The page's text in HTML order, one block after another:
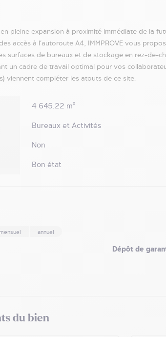
pleine expansion à proximité immédiate de la
accès à l’autoroute A4, IMMPROVE vous
surfaces de bureaux et de stockage en rez-de-
un cadre de travail optimal pour vos
viennent compléter les atouts de ce site.
4 645.22 m²
Bureaux et Activités
Non
Bon état
mensuel annuel
Dépôt de
du bien